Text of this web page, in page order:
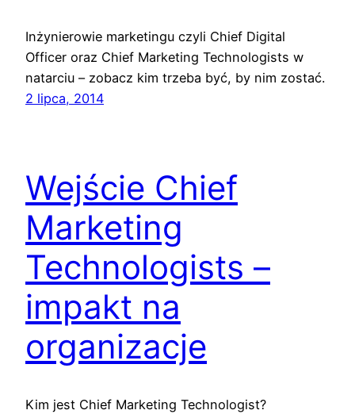
Inżynierowie marketingu czyli Chief Digital
Officer oraz Chief Marketing Technologists w
natarciu – zobacz kim trzeba być, by nim zostać.
2 lipca, 2014
Wejście Chief
Marketing
Technologists –
impakt na
organizacje
Kim jest Chief Marketing Technologist?